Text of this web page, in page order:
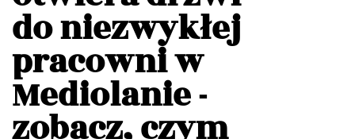
do niezwykłej
pracowni w
Mediolanie -